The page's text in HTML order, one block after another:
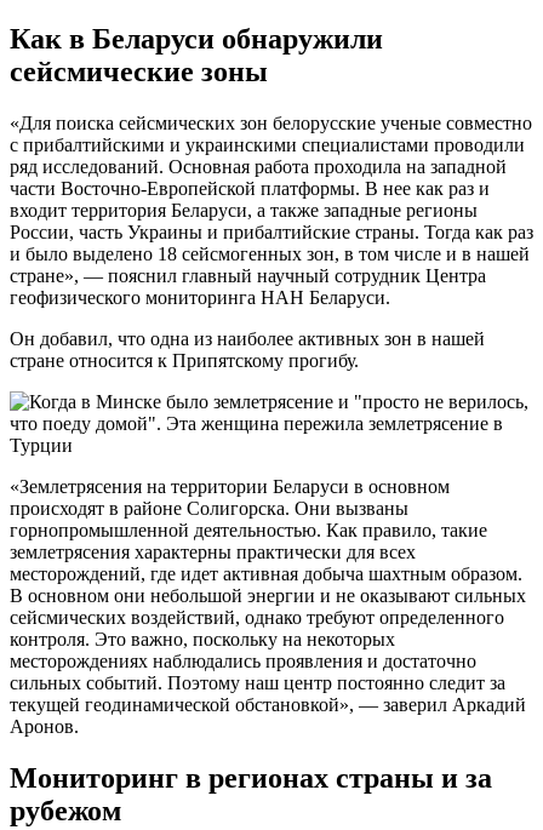
Как в Беларуси обнаружили
сейсмические зоны
«Для поиска сейсмических зон белорусские ученые совместно
с прибалтийскими и украинскими специалистами проводили
ряд исследований. Основная работа проходила на западной
части Восточно-Европейской платформы. В нее как раз и
входит территория Беларуси, а также западные регионы
России, часть Украины и прибалтийские страны. Тогда как раз
и было выделено 18 сейсмогенных зон, в том числе и в нашей
стране», — пояснил главный научный сотрудник Центра
геофизического мониторинга НАН Беларуси.
Он добавил, что одна из наиболее активных зон в нашей
стране относится к Припятскому прогибу.
«Землетрясения на территории Беларуси в основном
происходят в районе Солигорска. Они вызваны
горнопромышленной деятельностью. Как правило, такие
землетрясения характерны практически для всех
месторождений, где идет активная добыча шахтным образом.
В основном они небольшой энергии и не оказывают сильных
сейсмических воздействий, однако требуют определенного
контроля. Это важно, поскольку на некоторых
месторождениях наблюдались проявления и достаточно
сильных событий. Поэтому наш центр постоянно следит за
текущей геодинамической обстановкой», — заверил Аркадий
Аронов.
Мониторинг в регионах страны и за
рубежом